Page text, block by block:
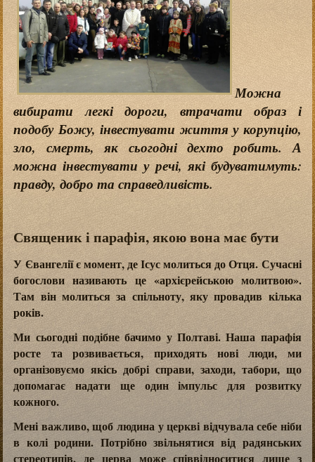
Можна
вибирати легкі дороги, втрачати образ і
подобу Божу, інвестувати життя у корупцію,
зло, смерть, як сьогодні дехто робить. А
можна інвестувати у речі, які будуватимуть:
правду, добро та справедливість.
Священик і парафія, якою вона має бути
У Євангелії є момент, де Ісус молиться до Отця. Сучасні
богослови називають це «архієрейською молитвою».
Там він молиться за спільноту, яку провадив кілька
років.
Ми сьогодні подібне бачимо у Полтаві. Наша парафія
росте та розвивається, приходять нові люди, ми
організовуємо якісь добрі справи, заходи, табори, що
допомагає надати ще один імпульс для розвитку
кожного.
Мені важливо, щоб людина у церкві відчувала себе ніби
в колі родини. Потрібно звільнятися від радянських
стереотипів, де церва може співвідноситися лише з